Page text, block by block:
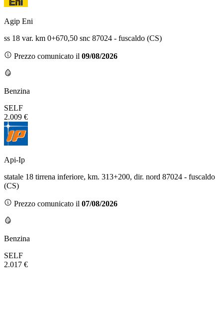
Agip Eni
ss 18 var. km 0+670,50 snc 87024 - fuscaldo (CS)
Prezzo comunicato il 09/08/2026
Benzina
SELF
2.009 €
Api-Ip
statale 18 tirrena inferiore, km. 313+200, dir. nord 87024 - fuscaldo
(CS)
Prezzo comunicato il 07/08/2026
Benzina
SELF
2.017 €